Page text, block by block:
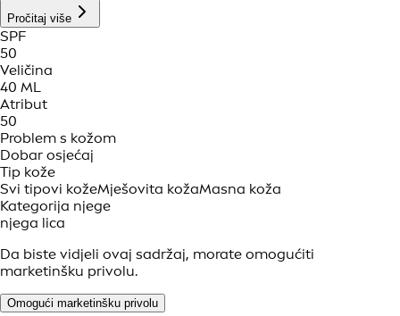
Pročitaj više
SPF
50
Veličina
40 ML
Atribut
50
Problem s kožom
Dobar osjećaj
Tip kože
Svi tipovi kožeMješovita kožaMasna koža
Kategorija njege
njega lica
Da biste vidjeli ovaj sadržaj, morate omogućiti
marketinšku privolu.
Omogući marketinšku privolu